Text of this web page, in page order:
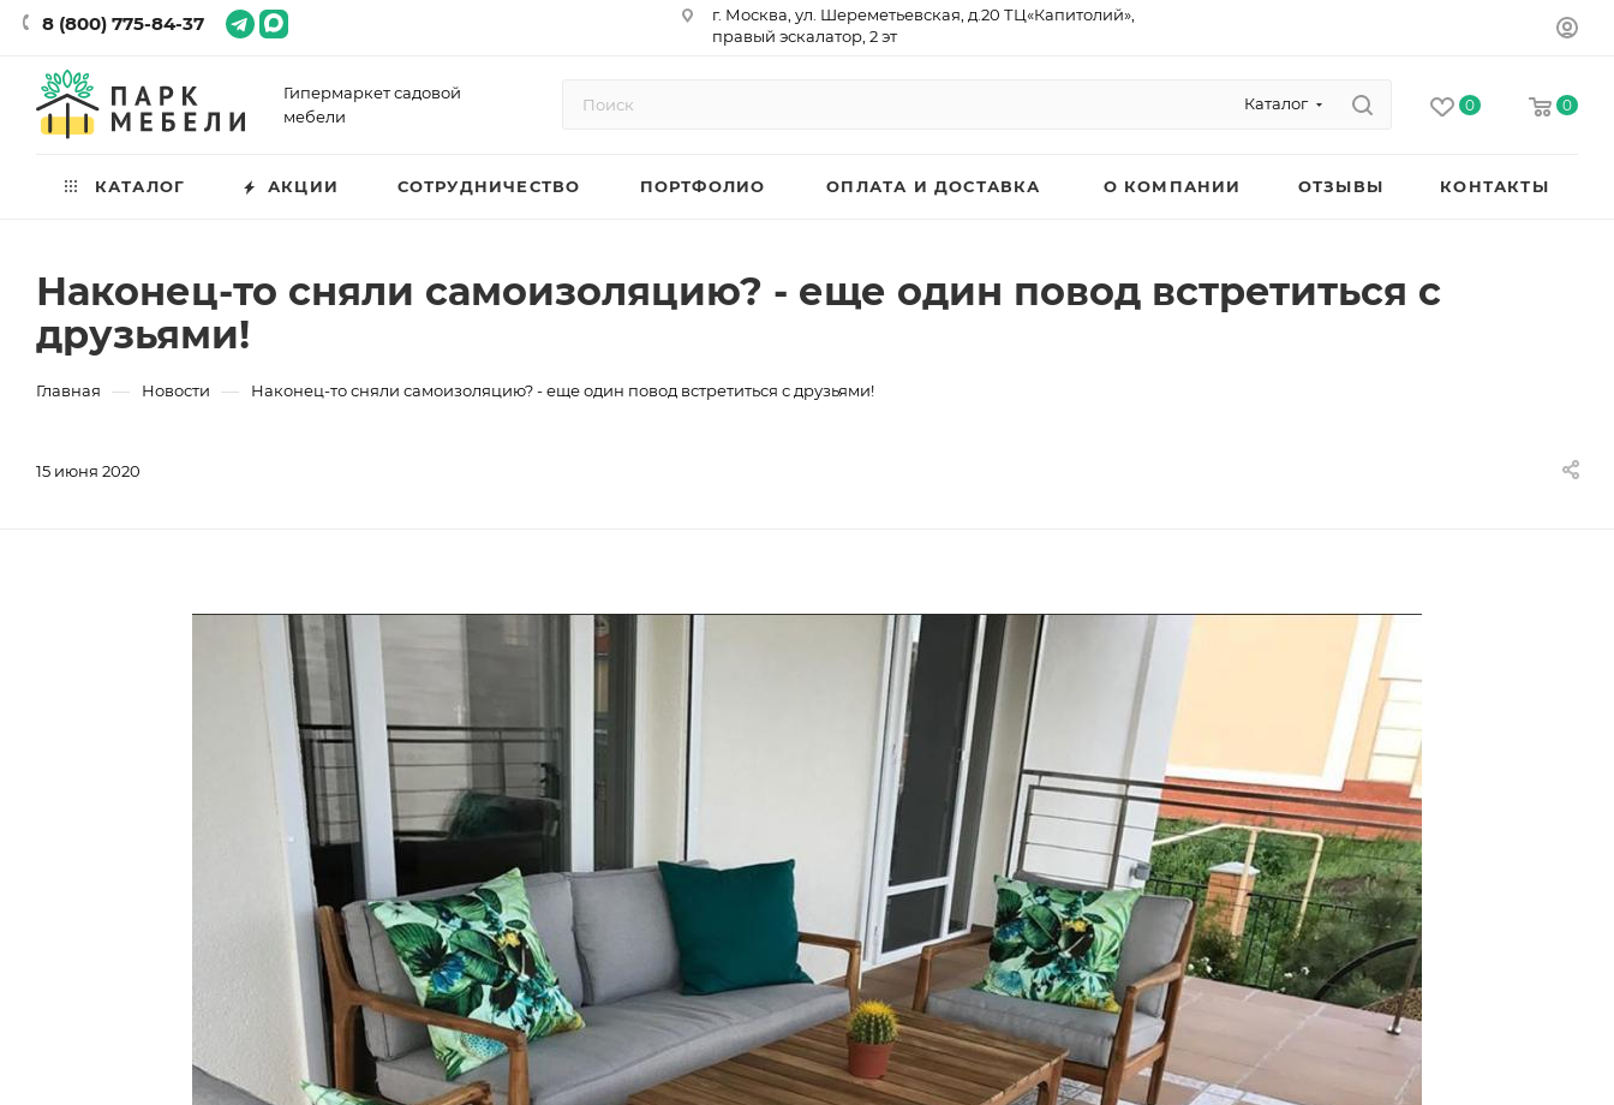
8 (800) 775-84-37
г. Москва, ул. Шереметьевская, д.20 ТЦ«Капитолий»,
правый эскалатор, 2 эт
р/сч 40702810410000761715
Гипермаркет садовой
мебели
Каталог 0 0
КАТАЛОГ АКЦИИ СОТРУДНИЧЕСТВО ПОРТФОЛИО ОПЛАТА И ДОСТАВКА О КОМПАНИИ ОТЗЫВЫ КОНТАКТЫ
Наконец-то сняли самоизоляцию? - еще один повод встретиться с
друзьями!
Главная — Новости — Наконец-то сняли самоизоляцию? - еще один повод встретиться с друзьями!
15 июня 2020